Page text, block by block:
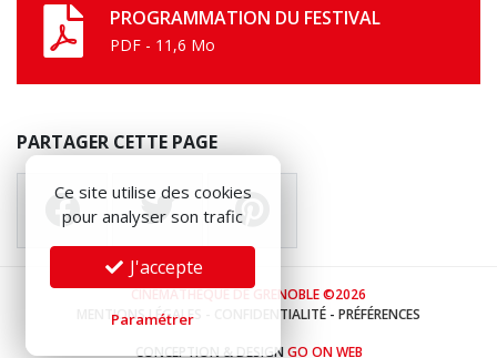
PROGRAMMATION DU FESTIVAL
PDF - 11,6 Mo
PARTAGER CETTE PAGE
CINÉMATHÈQUE DE GRENOBLE ©2026
MENTIONS LÉGALES
CONFIDENTIALITÉ - PRÉFÉRENCES
CONCEPTION & DESIGN GO ON WEB
Ce site utilise des cookies
pour analyser son trafic
J'accepte
Paramétrer